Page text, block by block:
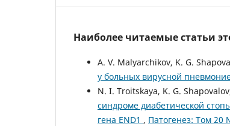
Наиболее читаемые статьи
A. V. Malyarchikov, K. G.
у больных вирусной
N. I. Troitskaya, K. G.
синдроме диабетической
гена END1 , Патогенез: Том 20